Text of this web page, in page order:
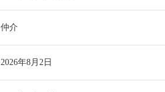
仲介
2026年8月2日